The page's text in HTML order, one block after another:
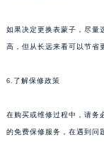
如果决定更换表蒙子，尽量
高，但从长远来看可以节省
6.了解保修政策
在购买或维修过程中，请务
的免费保修服务，在遇到问